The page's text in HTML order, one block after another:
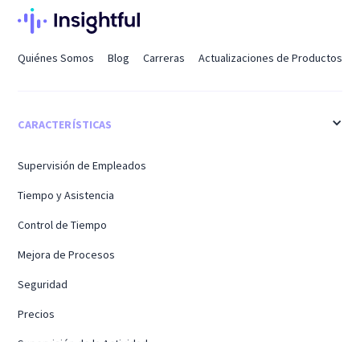
Quiénes Somos Blog Carreras Actualizaciones de Productos
CARACTERÍSTICAS
Supervisión de Empleados
Tiempo y Asistencia
Control de Tiempo
Mejora de Procesos
Seguridad
Precios